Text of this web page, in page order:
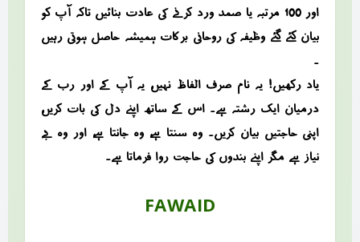
اور 100 مرتبہ یا صمد ورد کرنے کی عادت بنائیں تاکہ آپ کو
بیان کئے گئے وظیفہ کی روحانی برکات ہمیشہ حاصل ہوتی رہیں
۔
یاد رکھیں! یہ نام صرف الفاظ نہیں، یہ آپ کے اور رب کے
درمیان ایک رشتہ ہے۔ اس کے ساتھ اپنے دل کی بات کریں،
اپنی حاجتیں بیان کریں۔ وہ سنتا ہے، وہ جانتا ہے، اور وہ بے
نیاز ہے مگر اپنے بندوں کی حاجت روا فرماتا ہے۔
FAWAID